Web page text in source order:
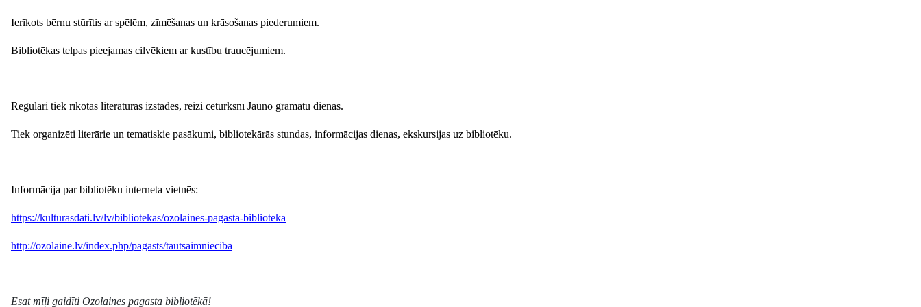
Ierīkots bērnu stūrītis ar spēlēm, zīmēšanas un krāsošanas piederumiem.
Bibliotēkas telpas pieejamas cilvēkiem ar kustību traucējumiem.
Regulāri tiek rīkotas literatūras izstādes, reizi ceturksnī Jauno grāmatu dienas.
Tiek organizēti literārie un tematiskie pasākumi, bibliotekārās stundas, informācijas dienas, ekskursijas uz bibliotēku.
Informācija par bibliotēku interneta vietnēs:
https://kulturasdati.lv/lv/bibliotekas/ozolaines-pagasta-biblioteka
http://ozolaine.lv/index.php/pagasts/tautsaimnieciba
Esat mīļi gaidīti Ozolaines pagasta bibliotēkā!